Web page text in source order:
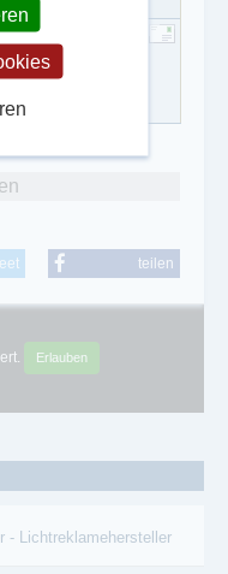
teilen
Erlauben
- Lichtreklamehersteller